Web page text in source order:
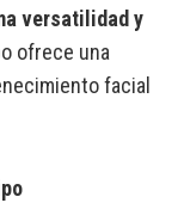
versatilidad y
ofrece una
facial